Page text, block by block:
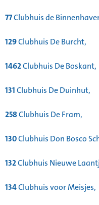
77Clubhuis de
129Clubhuis De Burcht,
1462Clubhuis De Boskant,
131Clubhuis De Duinhut,
258Clubhuis De Fram,
130Clubhuis Don Bosco
132Clubhuis Nieuwe
134Clubhuis voor Meisjes,